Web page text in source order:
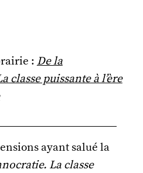
: De la
classe puissante à l’ère
ayant salué la
La classe